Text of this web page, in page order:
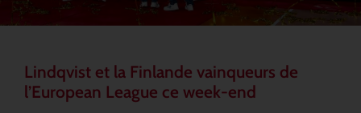
Lindqvist et la Finlande vainqueurs de
l’European League ce week-end